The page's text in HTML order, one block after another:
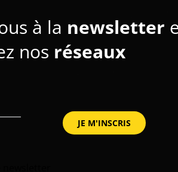
à la newsletter
nos réseaux